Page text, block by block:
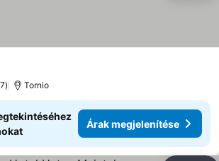
Tornio
Árak megjelenítése